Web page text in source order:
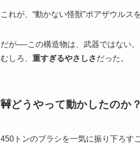
これが、“動かない怪獣”ポアザウルス
だが──この構造物は、武器ではない。
むしろ、 重すぎるやさしさだった。
🚧どうやって動かしたのか
450トンのブラシを一気に振り下ろす